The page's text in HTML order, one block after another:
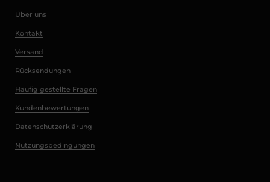
Über uns
Kontakt
Versand
Rücksendungen
Häufig gestellte Fragen
Kundenbewertungen
Datenschutzerklärung
Nutzungsbedingungen